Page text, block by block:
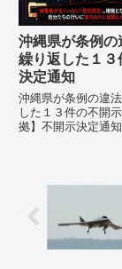
沖縄県が条例
繰り返した１
決定通知
沖縄県が条例の違
した１３件の不開
拠】不開示決定通
拒否を突きつけま
彼らが行政手続き
っ...